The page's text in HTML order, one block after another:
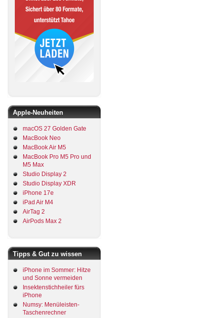
Apple-Neuheiten
macOS 27 Golden Gate
MacBook Neo
MacBook Air M5
MacBook Pro M5 Pro und
M5 Max
Studio Display 2
Studio Display XDR
iPhone 17e
iPad Air M4
AirTag 2
AirPods Max 2
Tipps & Gut zu wissen
iPhone im Sommer: Hitze
und Sonne vermeiden
Insektenstichheiler fürs
iPhone
Numsy: Menüleisten-
Taschenrechner